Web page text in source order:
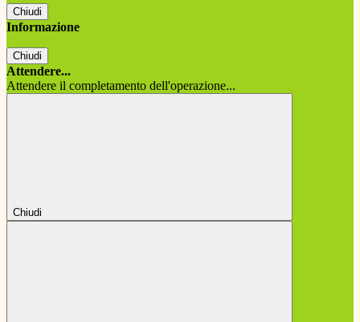
Chiudi
Informazione
Chiudi
Attendere...
Attendere il completamento dell'operazione...
Chiudi